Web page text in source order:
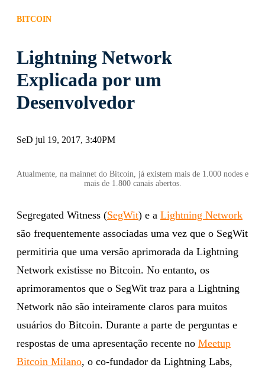
BITCOIN
Lightning Network
Explicada por um
Desenvolvedor
SeD jul 19, 2017, 3:40PM
Atualmente, na mainnet do Bitcoin, já existem mais de 1.000 nodes e
mais de 1.800 canais abertos.
Segregated Witness (SegWit) e a Lightning Network
são frequentemente associadas uma vez que o SegWit
permitiria que uma versão aprimorada da Lightning
Network existisse no Bitcoin. No entanto, os
aprimoramentos que o SegWit traz para a Lightning
Network não são inteiramente claros para muitos
usuários do Bitcoin. Durante a parte de perguntas e
respostas de uma apresentação recente no Meetup
Bitcoin Milano, o co-fundador da Lightning Labs,